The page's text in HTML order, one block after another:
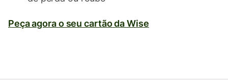
Peça agora o seu cartão da Wise